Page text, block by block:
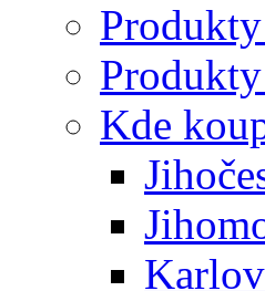
Kde